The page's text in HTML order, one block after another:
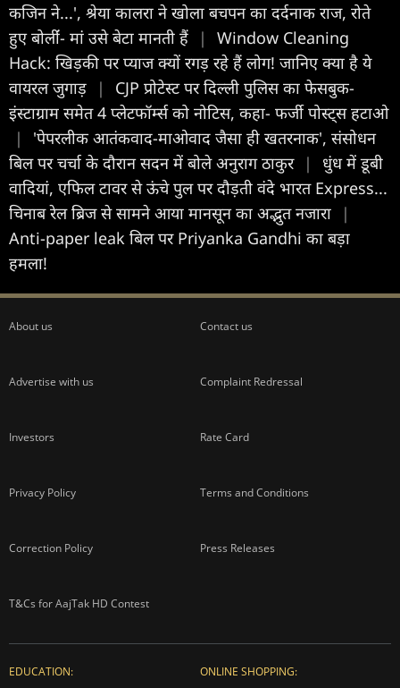
कजिन ने...', श्रेया कालरा ने खोला बचपन का दर्दनाक राज, रोते
हुए बोलींं- मां उसे बेटा मानती हैं
|
Window Cleaning
Hack: खिड़की पर प्याज क्यों रगड़ रहे हैं लोग! जानिए क्या है ये
वायरल जुगाड़
|
CJP प्रोटेस्ट पर दिल्ली पुलिस का फेसबुक-
इंस्टाग्राम समेत 4 प्लेटफॉर्म्स को नोटिस, कहा- फर्जी पोस्ट्स हटाओ
|
'पेपरलीक आतंकवाद-माओवाद जैसा ही खतरनाक', संसोधन
बिल पर चर्चा के दौरान सदन में बोले अनुराग ठाकुर |
धुंध में डूबी
वादियां, एफिल टावर से ऊंचे पुल पर दौड़ती वंदे भारत Express...
चिनाब रेल ब्रिज से सामने आया मानसून का अद्भुत नजारा
|
Anti-paper leak बिल पर Priyanka Gandhi का बड़ा
हमला!
About us Contact us
Advertise with us Complaint Redressal
Investors Rate Card
Privacy Policy Terms and Conditions
Correction Policy Press Releases
T&Cs for AajTak HD Contest
EDUCATION: ONLINE SHOPPING: